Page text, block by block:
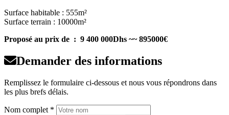
Surface habitable : 555m²
Surface terrain : 10000m²
Proposé au prix de : 9 400 000Dhs ~~ 895000€
Demander des informations
Remplissez le formulaire ci-dessous et nous vous répondrons dans
les plus brefs délais.
Nom complet *